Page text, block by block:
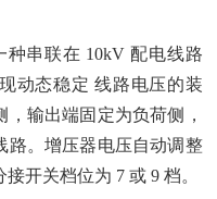
种串联在 10kV 配电线路
动态稳定 线路电压的装
输出端固定为负荷侧，
路。增压器电压自动调整
开关档位为 7 或 9 档。